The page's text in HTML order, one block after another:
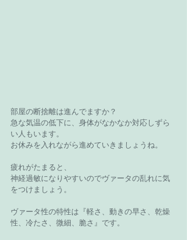
部屋の断捨離は進んでますか？
急な気温の低下に、身体がなかなか対応しずら
い人もいます。
お休みを入れながら進めていきましょうね。
疲れがたまると、
神経過敏になりやすいのでヴァータの乱れに気
をつけましょう。
ヴァータ性の特性は『軽さ、動きの早さ、乾燥
性、冷たさ、微細、脆さ』です。